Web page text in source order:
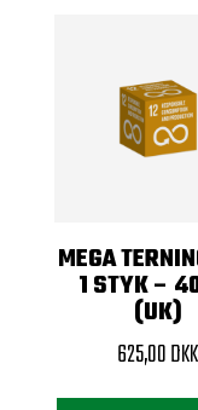
MEGA
1 STYK –
(UK)
625,00DKK